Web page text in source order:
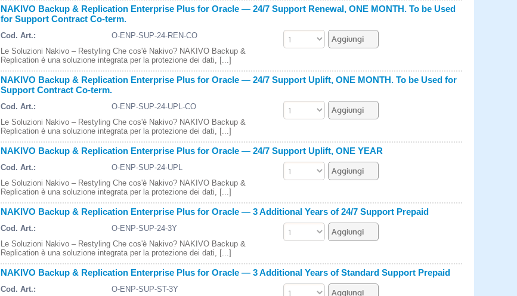
NAKIVO Backup & Replication Enterprise Plus for Oracle — 24/7 Support Renewal, ONE MONTH. To be Used
for Support Contract Co-term.
Cod. Art.:
O-ENP-SUP-24-REN-CO
Le Soluzioni Nakivo – Restyling Che cos'è Nakivo? NAKIVO Backup &
Replication è una soluzione integrata per la protezione dei dati, [...]
NAKIVO Backup & Replication Enterprise Plus for Oracle — 24/7 Support Uplift, ONE MONTH. To be Used for
Support Contract Co-term.
Cod. Art.:
O-ENP-SUP-24-UPL-CO
Le Soluzioni Nakivo – Restyling Che cos'è Nakivo? NAKIVO Backup &
Replication è una soluzione integrata per la protezione dei dati, [...]
NAKIVO Backup & Replication Enterprise Plus for Oracle — 24/7 Support Uplift, ONE YEAR
Cod. Art.:
O-ENP-SUP-24-UPL
Le Soluzioni Nakivo – Restyling Che cos'è Nakivo? NAKIVO Backup &
Replication è una soluzione integrata per la protezione dei dati, [...]
NAKIVO Backup & Replication Enterprise Plus for Oracle — 3 Additional Years of 24/7 Support Prepaid
Cod. Art.:
O-ENP-SUP-24-3Y
Le Soluzioni Nakivo – Restyling Che cos'è Nakivo? NAKIVO Backup &
Replication è una soluzione integrata per la protezione dei dati, [...]
NAKIVO Backup & Replication Enterprise Plus for Oracle — 3 Additional Years of Standard Support Prepaid
Cod. Art.:
O-ENP-SUP-ST-3Y